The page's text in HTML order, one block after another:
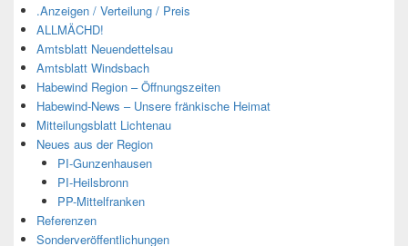
.Anzeigen / Verteilung / Preis
ALLMÄCHD!
Amtsblatt Neuendettelsau
Amtsblatt Windsbach
Habewind Region – Öffnungszeiten
Habewind-News – Unsere fränkische Heimat
Mitteilungsblatt Lichtenau
Neues aus der Region
PI-Gunzenhausen
PI-Heilsbronn
PP-Mittelfranken
Referenzen
Sonderveröffentlichungen